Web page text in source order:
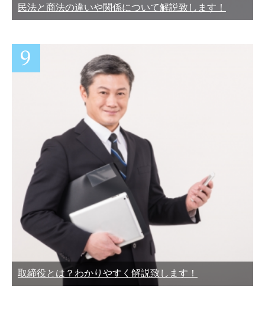
民法と商法の違いや関係について解説致します！
取締役とは？わかりやすく解説致します！